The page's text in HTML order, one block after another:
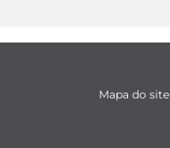
Mapa do site